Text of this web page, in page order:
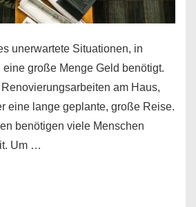
unerwartete Situationen, in
große Menge Geld benötigt.
am Haus,
eine lange geplante, große Reise.
benötigen viele Menschen
Um …